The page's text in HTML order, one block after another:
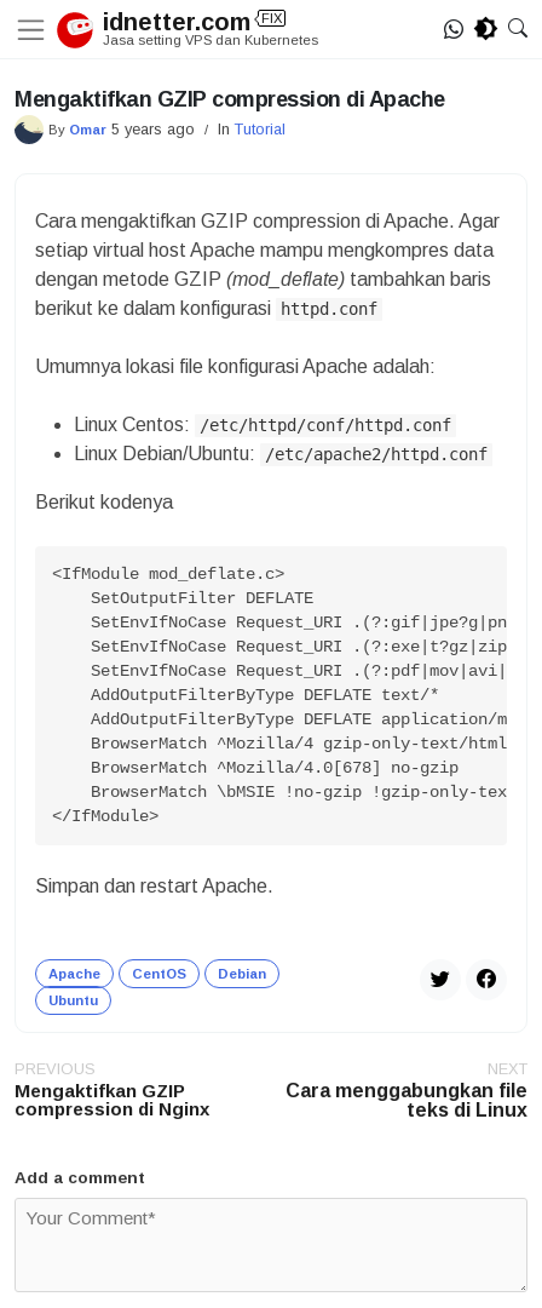
idnetter.com FIX
Jasa setting VPS dan Kubernetes
Mengaktifkan GZIP compression di Apache
By Omar 5 years ago / InTutorial
Cara mengaktifkan GZIP compression di Apache. Agar
setiap virtual host Apache mampu mengkompres data
dengan metode GZIP (mod_deflate) tambahkan baris
berikut ke dalam konfigurasi
httpd.conf
Umumnya lokasi file konfigurasi Apache adalah:
Linux Centos: /etc/httpd/conf/httpd.conf
Linux Debian/Ubuntu: /etc/apache2/httpd.conf
Berikut kodenya
<IfModule mod_deflate.c>
    SetOutputFilter DEFLATE
SetEnvIfNoCase Request_URI
SetEnvIfNoCase Request_URI
SetEnvIfNoCase Request_URI
    AddOutputFilterByType DEFLATE text/*
AddOutputFilterByType DEFLATE application/ms*
    BrowserMatch ^Mozilla/4 gzip-only-text/html
    BrowserMatch ^Mozilla/4.0[678] no-gzip
BrowserMatch \bMSIE !no-gzip !gzip-only-text/
</IfModule>
Simpan dan restart Apache.
Apache CentOS
Debian
Ubuntu
Post
navigation
PREVIOUS
Mengaktifkan GZIP
compression di Nginx
NEXT
Cara menggabungkan file
teks di Linux
Add a comment